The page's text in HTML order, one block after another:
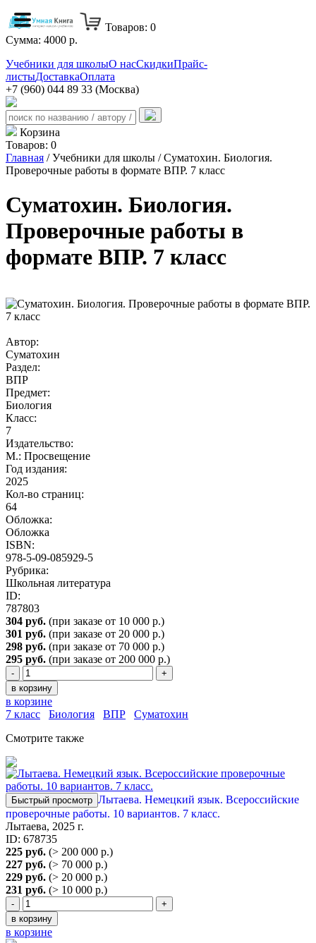
Товаров:0
Сумма: 4000 р.
Учебники для школыО насСкидкиПрайс-
листыДоставкаОплата
+7 (960) 044 89 33 (Москва)
Корзина
Товаров: 0
Главная / Учебники для школы / Суматохин. Биология.
Проверочные работы в формате ВПР. 7 класс
Суматохин. Биология.
Проверочные работы в
формате ВПР. 7 класс
Автор:
Суматохин
Раздел:
ВПР
Предмет:
Биология
Класс:
7
Издательство:
М.: Просвещение
Год издания:
2025
Кол-во страниц:
64
Обложка:
Обложка
ISBN:
978-5-09-085929-5
Рубрика:
Школьная литература
ID:
787803
304 руб. (при заказе от 10 000 р.)
301 руб. (при заказе от 20 000 р.)
298 руб. (при заказе от 70 000 р.)
295 руб. (при заказе от 200 000 р.)
-
+
в корзину
в корзине
7 класс
Биология ВПР
Суматохин
Смотрите также
Быстрый просмотр Лытаева. Немецкий язык. Всероссийские
проверочные работы. 10 вариантов. 7 класс.
Лытаева, 2025 г.
ID: 678735
225 руб. (> 200 000 р.)
227 руб. (> 70 000 р.)
229 руб. (> 20 000 р.)
231 руб. (> 10 000 р.)
-
+
в корзину
в корзине